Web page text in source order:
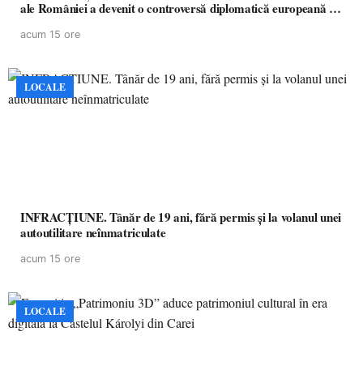
ale României a devenit o controversă diplomatică europeană (
acum 15 ore
LOCALE
INFRACȚIUNE. Tânăr de 19 ani, fără permis și la volanul unei
autoutilitare neînmatriculate
acum 15 ore
LOCALE